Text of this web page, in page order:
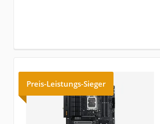
Preis-Leistungs-Sieger